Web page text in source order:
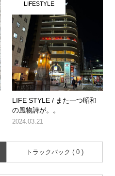
LIFESTYLE
LIFE STYLE / また一つ昭和
の風物詩が。。
2024.03.21
トラックバック ( 0 )